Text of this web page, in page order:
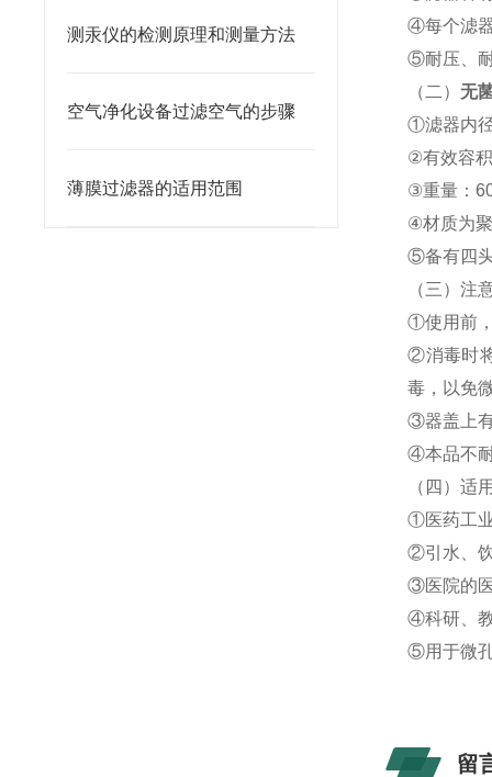
测汞仪的检测原理和测量方法
空气净化设备过滤空气的步骤
薄膜过滤器的适用范围
④每个滤
⑤耐压、
（二）无
①滤器内
②有效容
③重量：
④材质为
⑤备有四
（三）注
①使用前
②消毒时
毒，以免
③器盖上
④本品不
（四）适
①医药工
②引水、
③医院的
④科研、
⑤用于微
留